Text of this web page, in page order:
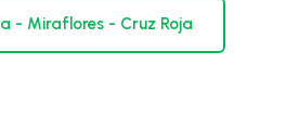
- Miraflores - Cruz Roja